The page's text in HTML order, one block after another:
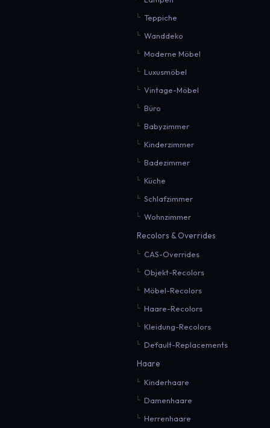
Teppiche
Wanddeko
Moderne Möbel
Luxusmöbel
Vintage-Möbel
Büro
Babyzimmer
Kinderzimmer
Badezimmer
Küche
Schlafzimmer
Wohnzimmer
Recolors & Overrides
CAS-Overrides
Objekt-Recolors
Möbel-Recolors
Haare-Recolors
Kleidung-Recolors
Default-Replacements
Haare
Kinderhaare
Damenhaare
Herrenhaare